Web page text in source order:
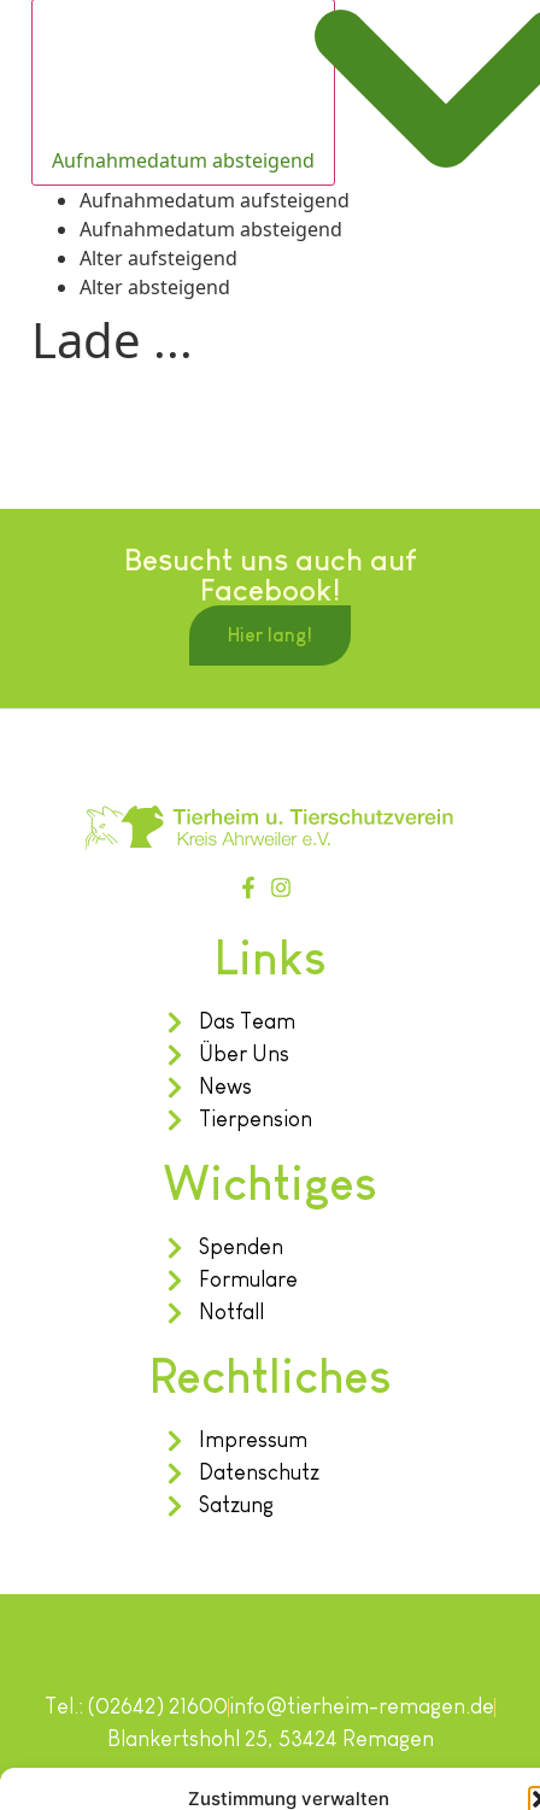
Zustimmung verwalten
Aufnahmedatum absteigend
Aufnahmedatum aufsteigend
Aufnahmedatum absteigend
Alter aufsteigend
Alter absteigend
Lade ...
Besucht uns auch auf
Facebook!
Hier lang!
Links
Das Team
Über Uns
News
Tierpension
Wichtiges
Spenden
Formulare
Notfall
Rechtliches
Impressum
Datenschutz
Satzung
Copyright © 2024. Alle Rechte vorbehalten.
Tel.: (02642) 21600info@tierheim-remagen.de
Blankertshohl 25, 53424 Remagen